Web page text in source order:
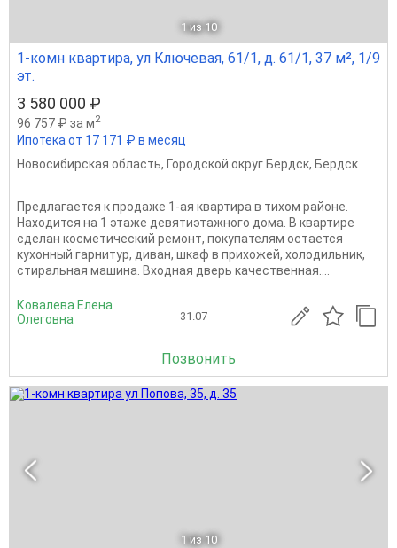
1 из 10
1-комн квартира, ул Ключевая, 61/1, д. 61/1, 37 м², 1/9
эт.
3 580 000 ₽
96 757 ₽ за м2
Ипотека от 17 171 ₽ в месяц
Новосибирская область, Городской округ Бердск, Бердск
Предлагается к продаже 1-ая квартира в тихом районе.
Находится на 1 этаже девятиэтажного дома. В квартире
сделан косметический ремонт, покупателям остается
кухонный гарнитур, диван, шкаф в прихожей, холодильник,
стиральная машина. Входная дверь качественная....
Ковалева Елена
Олеговна
31.07
Позвонить
1 из 10